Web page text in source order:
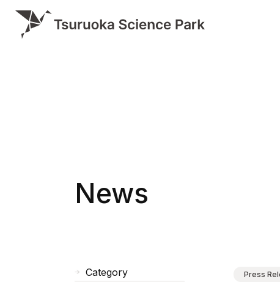
News
Category Press